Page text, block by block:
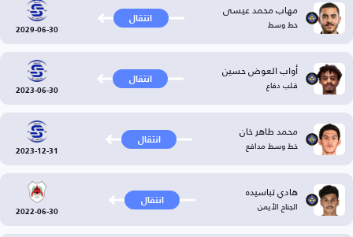
مهاب محمد عيسى
خط وسط انتقال
2029-06-30
أواب العوض حسين
قلب دفاع انتقال
2023-06-30
محمد طاهر خان
خط وسط مدافع انتقال
2023-12-31
هادي تباسيده
الجناح الأيمن انتقال
2022-06-30